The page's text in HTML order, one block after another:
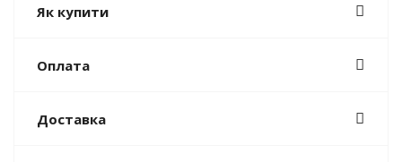
Як купити
Оплата
Доставка